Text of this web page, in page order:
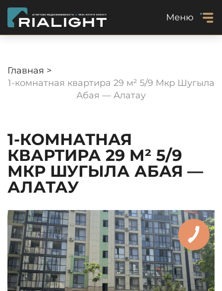
Меню
Главная >
1-комнатная квартира 29 м² 5/9 Мкр Шугыла
Абая — Алатау
1-КОМНАТНАЯ
КВАРТИРА 29 М² 5/9
МКР ШУГЫЛА АБАЯ —
АЛАТАУ